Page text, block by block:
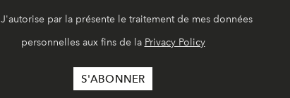
J'autorise par la présente le traitement de mes données
personnelles aux fins de la Privacy Policy